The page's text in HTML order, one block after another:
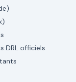
DRL officiels